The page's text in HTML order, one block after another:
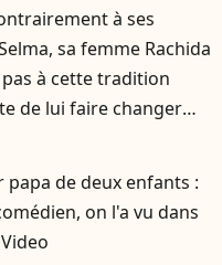
à ses
sa femme Rachida
à cette tradition
de lui faire changer
papa de deux enfants :
on l'a vu dans